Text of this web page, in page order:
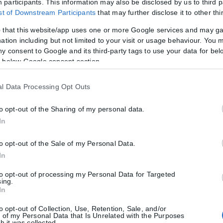
participants. This information may also be disclosed by us to third
of Downstream Participants that may further disclose it to other
that this website/app uses one or more Google services and may
including but not limited to your visit or usage behaviour. You
consent to Google and its third-party tags to use your data for
Google consent section.
Data Processing Opt Outs
opt-out of the Sharing of my personal data.
opt-out of the Sale of my Personal Data.
opt-out of processing my Personal Data for Targeted
opt-out of Collection, Use, Retention, Sale, and/or
of my Personal Data that Is Unrelated with the Purposes
έχοντας κρεμασμένο στον ώμο του ένα αυτόματο τυφέκιο.
η οποία πολλές φορές επιχείρησε ανεπιτυχώς να μπει
Ισραήλ -θυμίζουμε την εντυπωσιακή συμμετοχή των F-16
για την ενέργεια που αφήνουν εκτός παιχνιδιού την
του αλλά και με τον υπουργό Άμυνας της χώρας θα βρεθούν και
εδώ και καιρό τα ισραηλινά μη επανδρωμένα αεροσκάφη,
αυτών των συστημάτων, με το Τελ Αβίβ να εξετάζει θετικά την
που έχουν νοικιάσει οι Ένοπλες Δυνάμεις και
αντιαρματικών πυραύλων Spike NLOS και Spike ER2, με το